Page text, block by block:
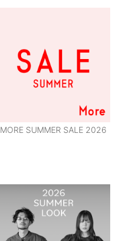
MORE SUMMER SALE 2026